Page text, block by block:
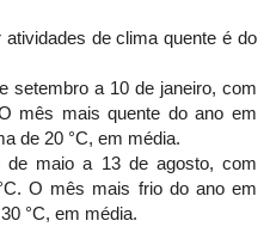
de clima quente é do
setembro a 10 de janeiro, com
mês mais quente do ano em
de 20 °C, em média.
de maio a 13 de agosto, com
O mês mais frio do ano em
°C, em média.